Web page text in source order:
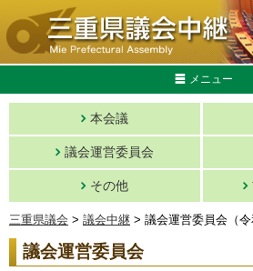
メニュー
本会議
議会運営委員会
その他
三重県議会 > 議会中継 > 議会運営委員会（令
議会運営委員会